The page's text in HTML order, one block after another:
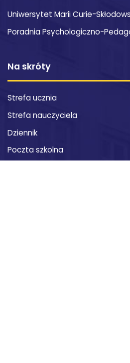
Uniwersytet Marii Curie-
Poradnia Psychologiczno-
Na skróty
Strefa ucznia
Strefa nauczyciela
Dziennik
Poczta szkolna